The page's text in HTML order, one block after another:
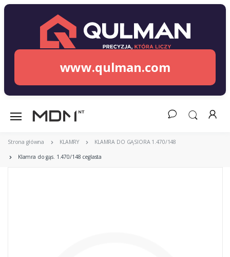
www.qulman.com
Strona główna KLAMRY KLAMRA DO GĄSIORA 1.470/148
Klamra do gąs. 1.470/148 ceglasta